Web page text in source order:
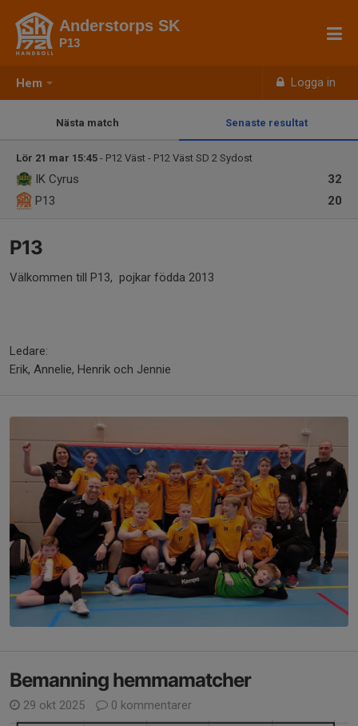
Hem Logga in
Anderstorps SK
P13
Nästa match Senaste resultat
Lör 21 mar 15:45 - P12 Väst - P12 Väst SD 2 Sydost
32
IK Cyrus
20
P13
P13
Välkommen till P13, pojkar födda 2013
Ledare:
Erik, Annelie, Henrik och Jennie
Bemanning hemmamatcher
29 okt 2025 0 kommentarer